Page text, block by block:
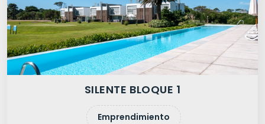
SILENTE BLOQUE 1
Emprendimiento